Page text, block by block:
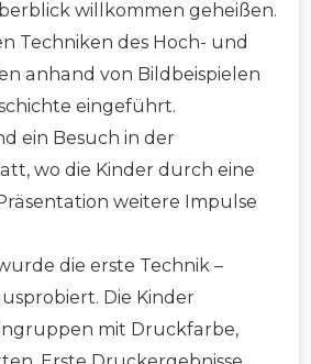
willkommen geheißen.
Techniken des Hoch- und
anhand von Bildbeispielen
eingeführt.
ein Besuch in der
wo die Kinder durch eine
weitere Impulse
die erste Technik –
Die Kinder
mit Druckfarbe,